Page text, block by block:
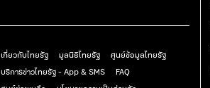
เกี่ยวกับไทยรัฐ มูลนิธิไทยรัฐ
ศูนย์ข้อมูลไทยรัฐ
บริการข่าวไทยรัฐ - App & SMS
FAQ